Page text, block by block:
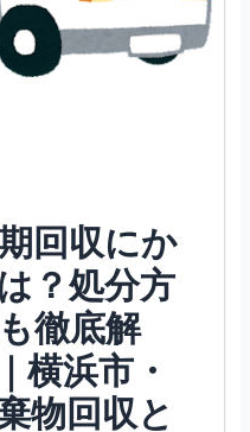
回収にか
？処分方
徹底解
横浜市・
物回収と